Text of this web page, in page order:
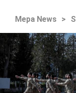
Mepa News >